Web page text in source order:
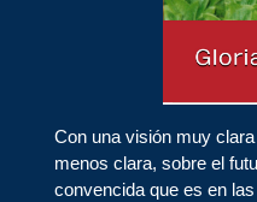
Con una visión muy
menos clara, sobre el
convencida que es en